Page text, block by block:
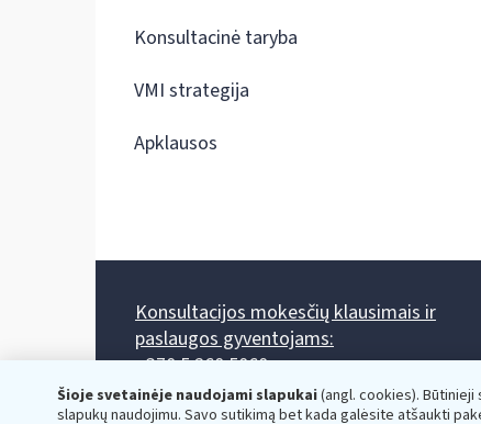
Šioje svetainėje naudojami slapukai(angl. cookies).
slapukų naudojimu. Savo sutikimą bet kada galėsite atšaukti
Konsultacinė taryba
VMI strategija
Apklausos
Konsultacijos mokesčių klausimais ir
paslaugos gyventojams:
+370 5 260 5060
Darbo laikas: I-IV 8.00-17.00, V 8.00-15.45.
Prieššventinę dieną - viena valanda trumpiau.